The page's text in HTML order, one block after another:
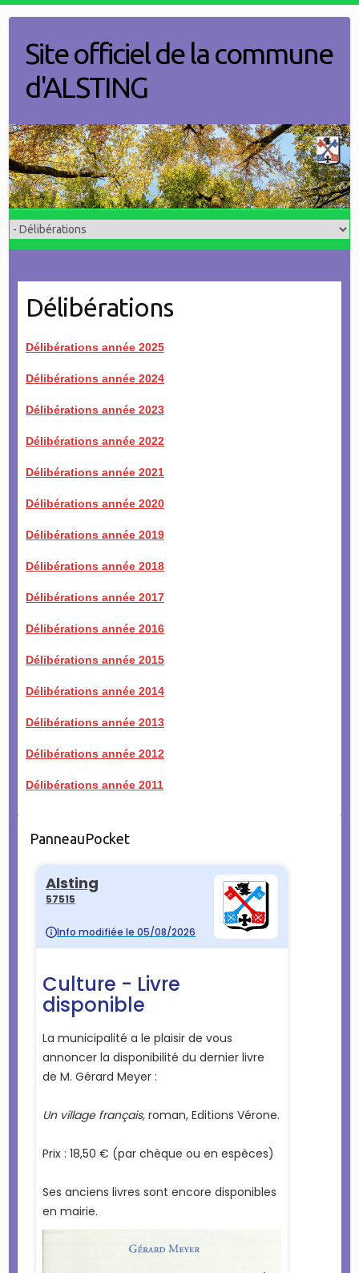
contentSite officiel de la commune
d'ALSTING
Délibérations
Délibérations année 2025
Délibérations année 2024
Délibérations année 2023
Délibérations année 2022
Délibérations année 2021
Délibérations année 2020
Délibérations année 2019
Délibérations année 2018
Délibérations année 2017
Délibérations année 2016
Délibérations année 2015
Délibérations année 2014
Délibérations année 2013
Délibérations année 2012
Délibérations année 2011
PanneauPocket